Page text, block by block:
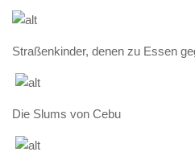
Straßenkinder, denen zu Essen
Die Slums von Cebu